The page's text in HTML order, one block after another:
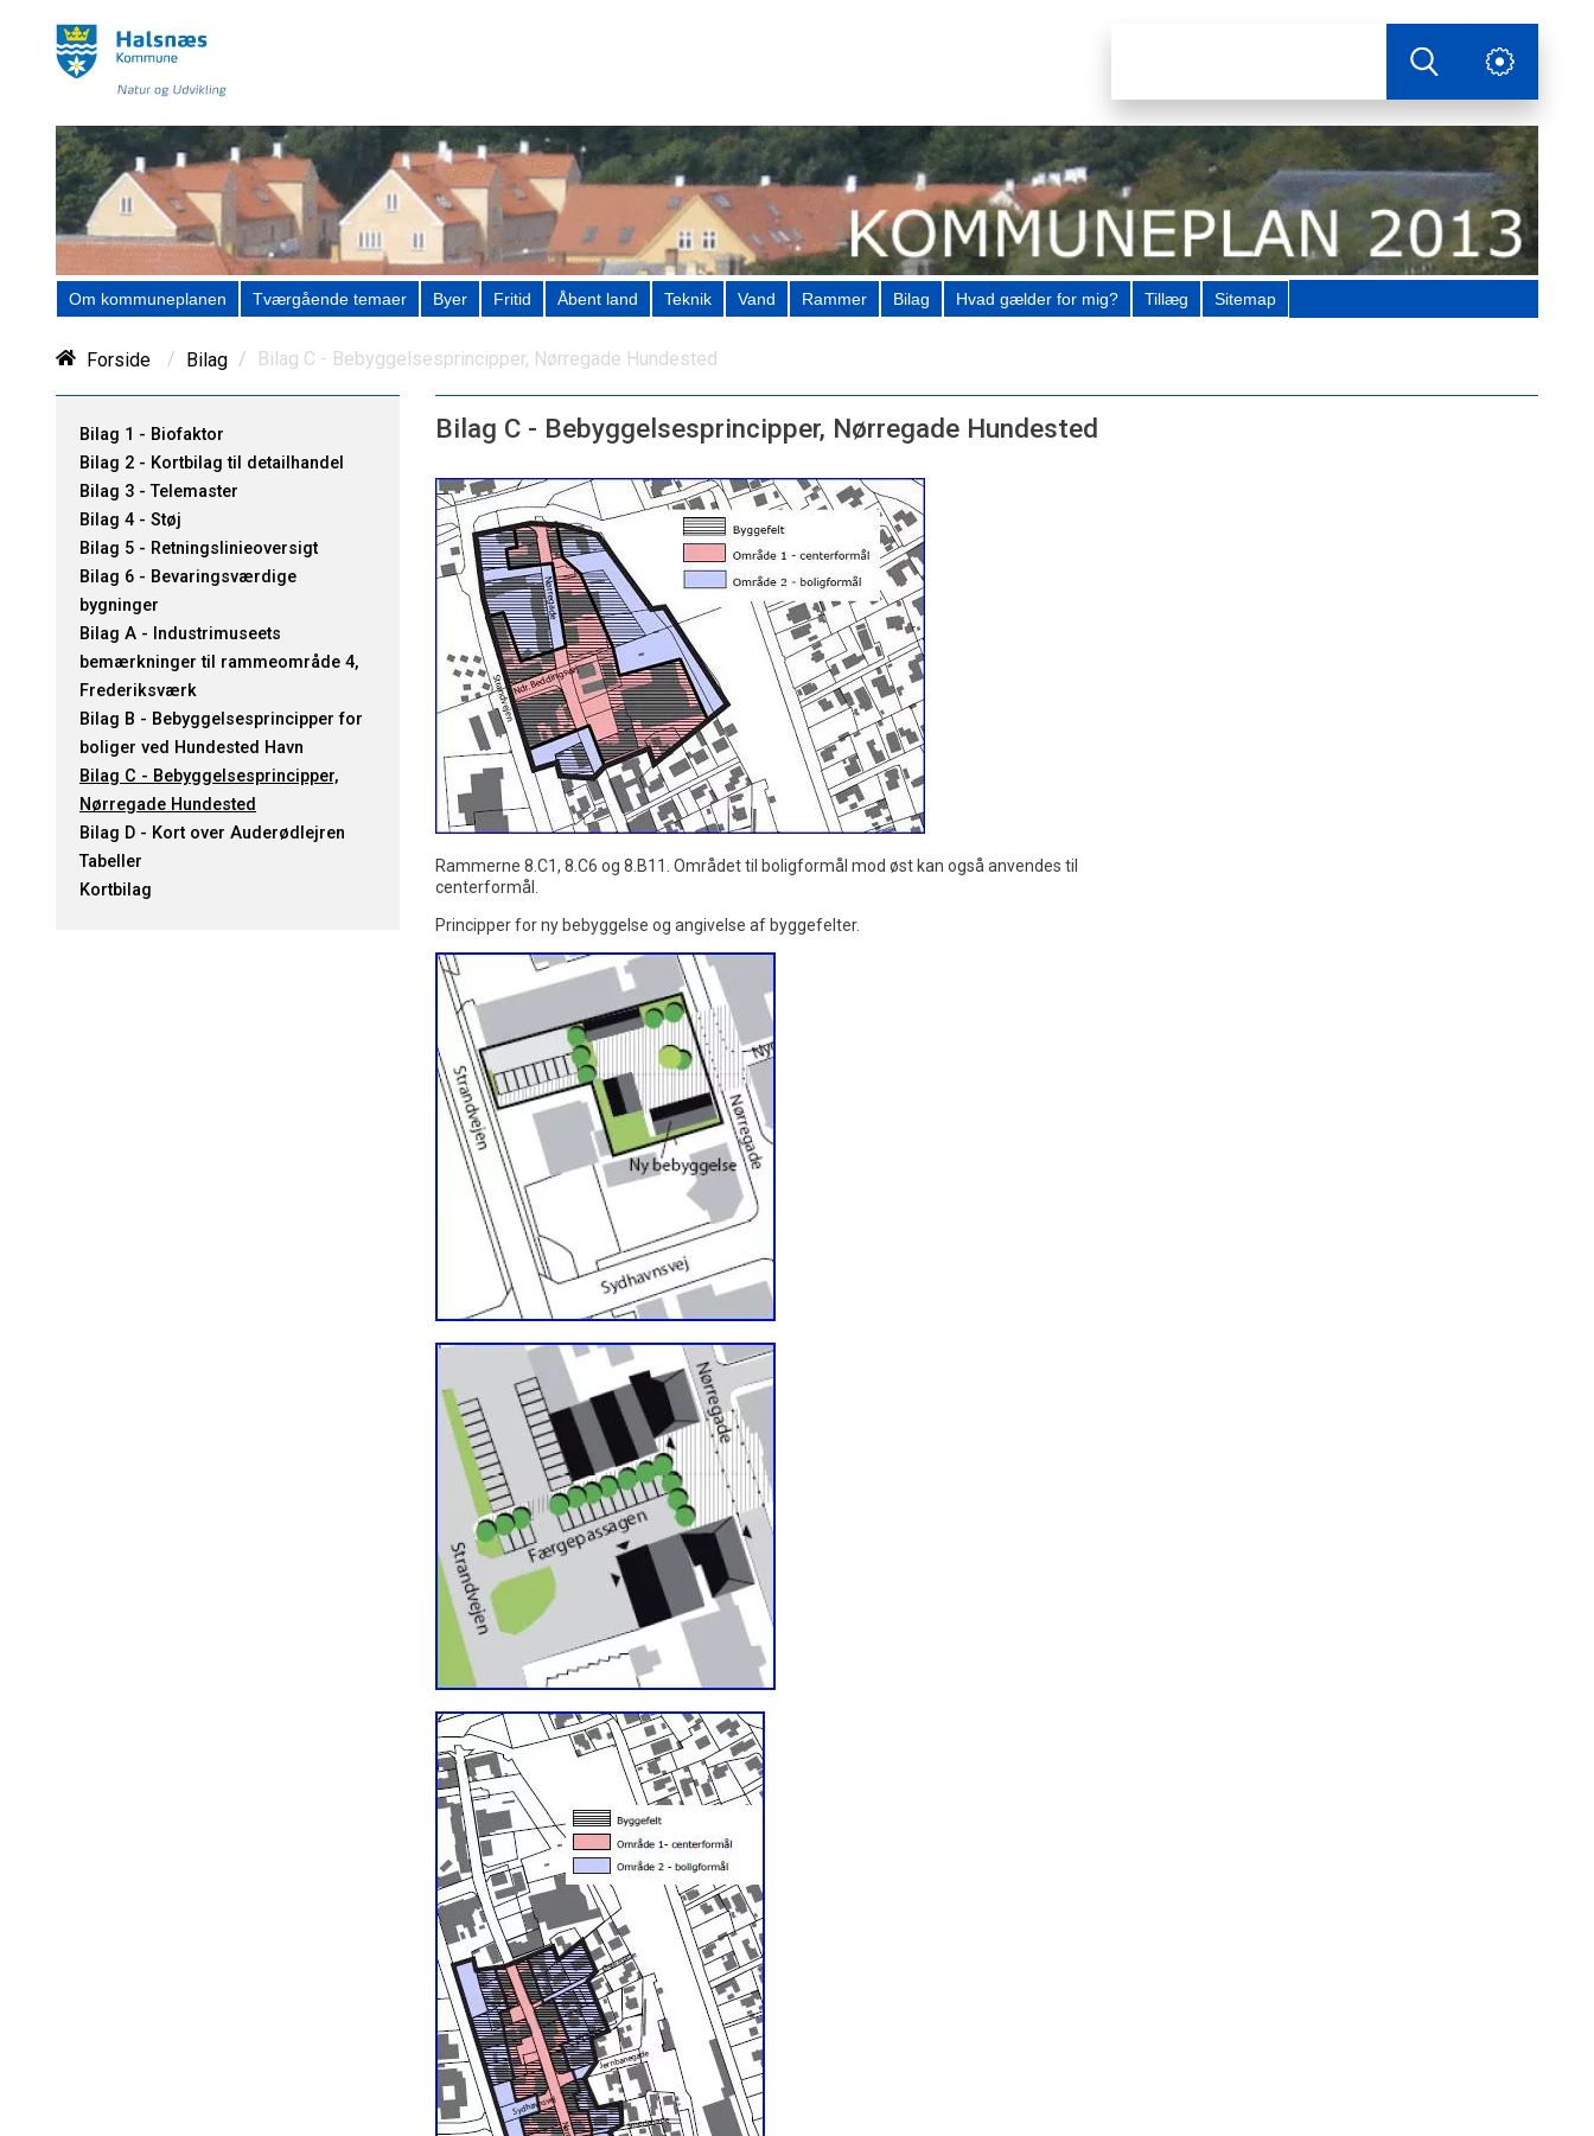
Om kommuneplanen Tværgående temaer Byer Fritid Åbent land Teknik Vand Rammer Bilag Hvad gælder for mig? Tillæg Sitemap
Forside / Bilag / Bilag C - Bebyggelsesprincipper, Nørregade Hundested
Bilag 1 - Biofaktor
Bilag 2 - Kortbilag til detailhandel
Bilag 3 - Telemaster
Bilag 4 - Støj
Bilag 5 - Retningslinieoversigt
Bilag 6 - Bevaringsværdige
bygninger
Bilag A - Industrimuseets
bemærkninger til rammeområde 4,
Frederiksværk
Bilag B - Bebyggelsesprincipper for
boliger ved Hundested Havn
Bilag C - Bebyggelsesprincipper,
Nørregade Hundested
Bilag D - Kort over Auderødlejren
Tabeller
Kortbilag
Bilag C - Bebyggelsesprincipper, Nørregade Hundested
Rammerne 8.C1, 8.C6 og 8.B11. Området til boligformål mod øst kan også anvendes til
centerformål.
Principper for ny bebyggelse og angivelse af byggefelter.